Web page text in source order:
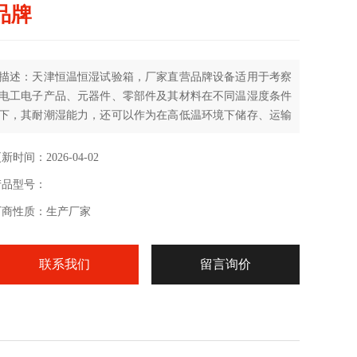
牌
述：天津恒温恒湿试验箱，厂家直营品牌设备适用于考察
工电子产品、元器件、零部件及其材料在不同温湿度条件
，其耐潮湿能力，还可以作为在高低温环境下储存、运输
时间：2026-04-02
型号：
性质：生产厂家
联系我们 留言询价